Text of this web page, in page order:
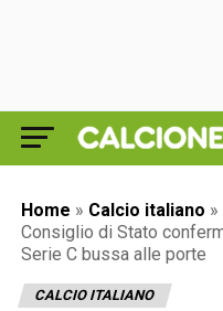
Home » Calcio italiano »
Consiglio di Stato
Serie C bussa alle porte
CALCIO ITALIANO